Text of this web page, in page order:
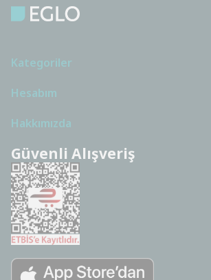
Kategoriler
Hesabım
Hakkımızda
Güvenli Alışveriş